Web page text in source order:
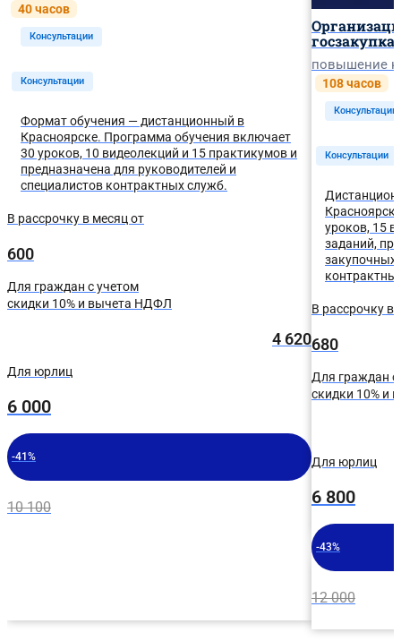
40 часов
Консультации
Консультации
Формат обучения — дистанционный в
Красноярске. Программа обучения включает
30 уроков, 10 видеолекций и 15 практикумов и
предназначена для руководителей и
специалистов контрактных служб.
В рассрочку в месяц от
600
Для граждан с учетом
скидки 10% и вычета НДФЛ
4 620
Для юрлиц
6 000
-41%
10 100
повышение
108 часов
Консультации
Консультации
уроков, 15
заданий,
закупочных
В рассрочку в
680
Для граждан с
скидки 10% и
Для юрлиц
6 800
-43%
12 000